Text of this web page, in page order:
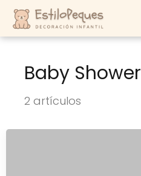
Baby Shower
2 artículos